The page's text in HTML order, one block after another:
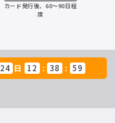
カード発行後、60～90日程
度
24 日 12 : 38 : 59